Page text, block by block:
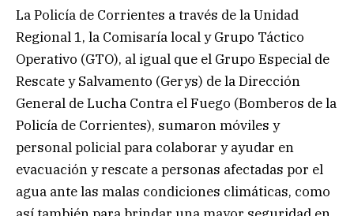
La Policía de Corrientes a través de la Unidad
Regional 1, la Comisaría local y Grupo Táctico
Operativo (GTO), al igual que el Grupo Especial de
Rescate y Salvamento (Gerys) de la Dirección
General de Lucha Contra el Fuego (Bomberos de la
Policía de Corrientes), sumaron móviles y
personal policial para colaborar y ayudar en
evacuación y rescate a personas afectadas por el
agua ante las malas condiciones climáticas, como